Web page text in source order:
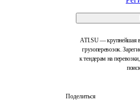
ATI.SU — крупнейшая
грузоперевозок.
к тендерам на
Поделиться